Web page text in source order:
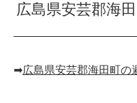
広島県安芸郡海
➡︎広島県安芸郡海田町の